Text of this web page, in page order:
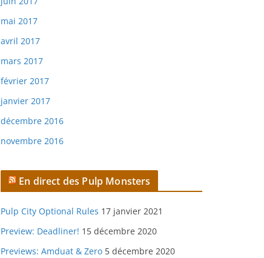
mai 2017
avril 2017
mars 2017
février 2017
janvier 2017
décembre 2016
novembre 2016
En direct des Pulp Monsters
Pulp City Optional Rules 17 janvier 2021
Preview: Deadliner! 15 décembre 2020
Previews: Amduat & Zero 5 décembre 2020